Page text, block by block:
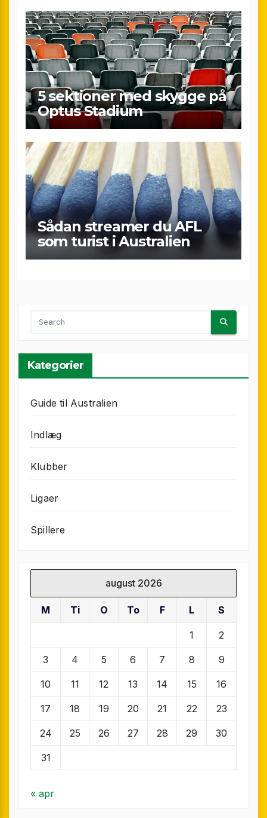
5 sektioner med skygge på
Optus Stadium
Sådan streamer du AFL
som turist i Australien
Kategorier
Guide til Australien
Indlæg
Klubber
Ligaer
Spillere
august 2026
M Ti O To F L S
1 2
3 4 5 6 7 8 9
10 11 12 13 14 15 16
17 18 19 20 21 22 23
24 25 26 27 28 29 30
31
« apr